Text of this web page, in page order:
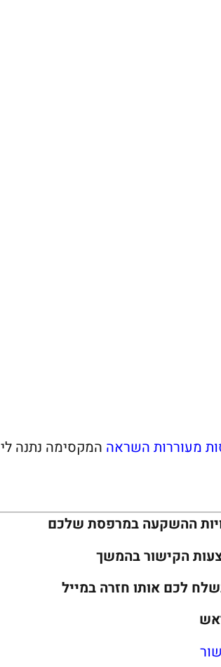
מעוררות השראה המקסימה נתנה לי
ההשקעה במרפסת שלכם
הקישור בהמשך
לכם אותו חזרה במייל